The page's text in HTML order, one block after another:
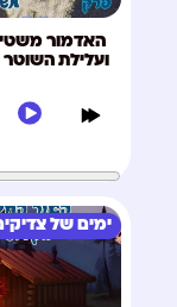
האדמור
ועלילת
ימים של